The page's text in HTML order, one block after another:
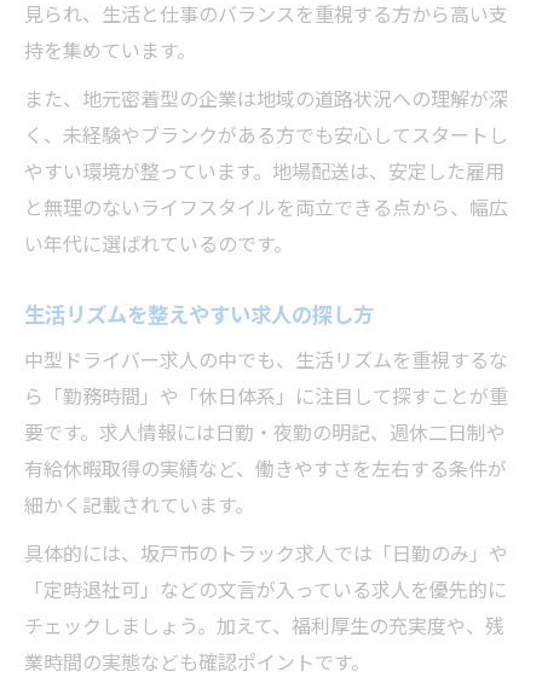
見られ、生活と仕事のバランスを重視する方から高い支
持を集めています。
また、地元密着型の企業は地域の道路状況への理解が深
く、未経験やブランクがある方でも安心してスタートし
やすい環境が整っています。地場配送は、安定した雇用
と無理のないライフスタイルを両立できる点から、幅広
い年代に選ばれているのです。
生活リズムを整えやすい求人の探し方
中型ドライバー求人の中でも、生活リズムを重視するな
ら「勤務時間」や「休日体系」に注目して探すことが重
要です。求人情報には日勤・夜勤の明記、週休二日制や
有給休暇取得の実績など、働きやすさを左右する条件が
細かく記載されています。
具体的には、坂戸市のトラック求人では「日勤のみ」や
「定時退社可」などの文言が入っている求人を優先的に
チェックしましょう。加えて、福利厚生の充実度や、残
業時間の実態なども確認ポイントです。